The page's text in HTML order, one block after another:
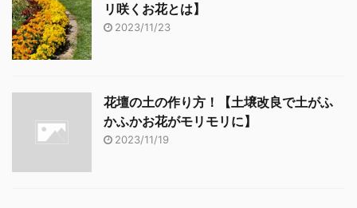
リ咲くお花とは】
2023/11/23
花壇の土の作り方！【土壌改良で土がふ
かふかお花がモリモリに】
2023/11/19